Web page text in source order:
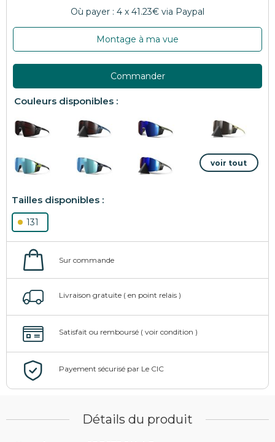
Montage à ma vue
Commander
131
Détails du produit